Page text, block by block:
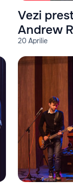
20 Aprilie
Vezi
Andrew
Harmony